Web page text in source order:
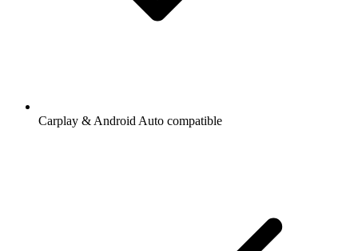
Carplay & Android Auto compatible